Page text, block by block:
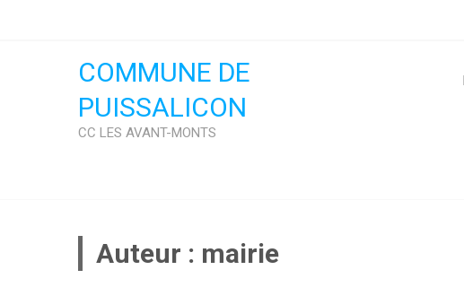
COMMUNE DE
PUISSALICON
CC LES AVANT-MONTS
Auteur : mairie